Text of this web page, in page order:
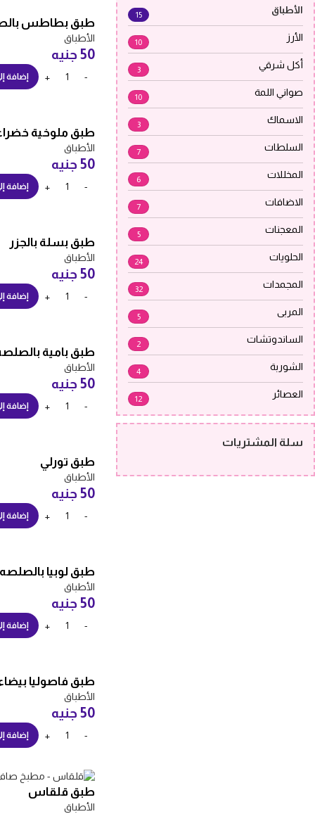
الأطباق 15
الأرز 10
أكل شرقي 3
صواني اللمة 10
الاسماك 3
السلطات 7
المخللات 6
الاضافات 7
المعجنات 5
الحلويات 24
المجمدات 32
المربى 5
الساندوتشات 2
الشوربة 4
العصائر 12
سلة المشتريات
طبق بطاطس
الأطباق
50 جنيه
إضافة
طبق ملوخية
الأطباق
50 جنيه
إضافة
طبق بسلة بالجزر
الأطباق
50 جنيه
إضافة
طبق بامية
الأطباق
50 جنيه
إضافة
طبق تورلي
الأطباق
50 جنيه
إضافة
طبق لوبيا بالصلصه
الأطباق
50 جنيه
إضافة
طبق فاصوليا
الأطباق
50 جنيه
إضافة
طبق قلقاس
الأطباق